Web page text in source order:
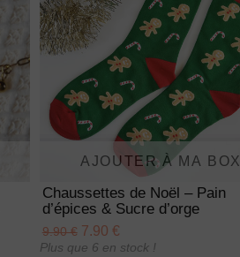
AJOUTER À MA BOX
Chaussettes de Noël – Pain
d’épices & Sucre d’orge
9.90 €7.90 €
Plus que 6 en stock !